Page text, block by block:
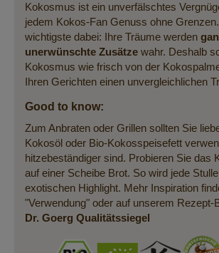
Kokosmus ist ein unverfälschtes
jedem Kokos-Fan Genuss ohne
wichtigste dabei: Ihre Träume werden
unerwünschte Zusätze wahr. Deshalb
Kokosmus wie frisch von der
Ihren Gerichten einen unvergleichlichen
Good to know:
Zum Anbraten oder Grillen sollten Sie
Kokosöl oder Bio-Kokosspeisefett
hitzebeständiger sind. Probieren Sie das
auf einer Scheibe Brot. So wird jede
exotischen Highlight. Mehr Inspiration
"Verwendung" oder auf unserem Rezept-
Dr. Goerg Qualitätssiegel